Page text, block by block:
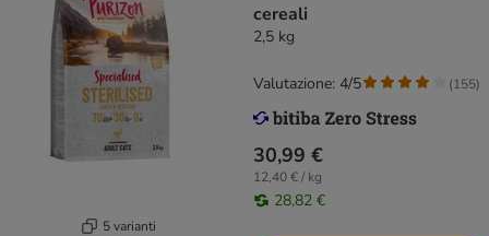
5 varianti
cereali
2,5 kg
30,99 €
12,40 € / kg
28,82 €
Valutazione: 4/5 (155)